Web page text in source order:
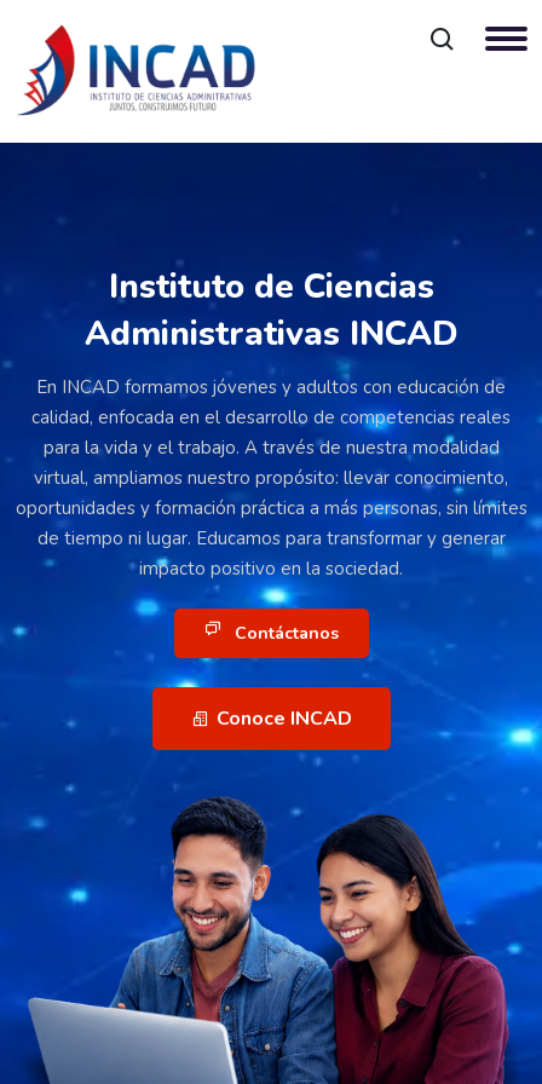
Instituto de Ciencias
Administrativas INCAD
En INCAD formamos jóvenes y adultos con educación de
calidad, enfocada en el desarrollo de competencias reales
para la vida y el trabajo. A través de nuestra modalidad
virtual, ampliamos nuestro propósito: llevar conocimiento,
oportunidades y formación práctica a más personas, sin límites
de tiempo ni lugar. Educamos para transformar y generar
impacto positivo en la sociedad.
Contáctanos
Conoce INCAD